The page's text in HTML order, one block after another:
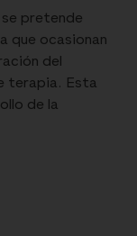
pretende
que ocasionan
del
terapia. Esta
de la